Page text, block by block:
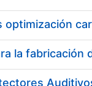
optimización
la fabricación